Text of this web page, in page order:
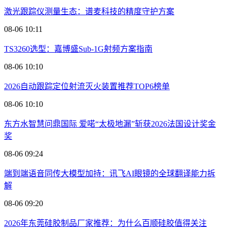
激光跟踪仪测量生态：谱麦科技的精度守护方案
08-06 10:11
TS3260选型：嘉博盛Sub-1G射频方案指南
08-06 10:10
2026自动跟踪定位射流灭火装置推荐TOP6榜单
08-06 10:10
东方水智慧问鼎国际 爱喏“太极地漏”斩获2026法国设计奖金
奖
08-06 09:24
端到端语音同传大模型加持：讯飞AI眼镜的全球翻译能力拆
解
08-06 09:20
2026年东莞硅胶制品厂家推荐：为什么百顺硅胶值得关注